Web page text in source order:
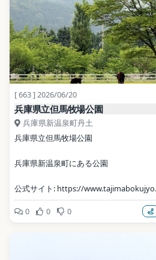
地点データ: Wikidata (CC0)
[ 663 ] 2026/06/20
兵庫県立但馬牧場公園
兵庫県新温泉町丹土
兵庫県立但馬牧場公園
兵庫県新温泉町にある公園
公式サイト: https://
写真: 藤谷良秀 / CC BY-SA 4.0（
0 0 0